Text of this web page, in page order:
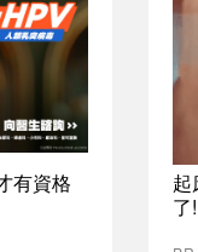
有資格
起
了